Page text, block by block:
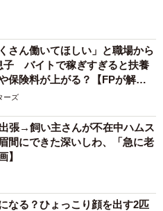
さん働いてほしい」と職場から
子 バイトで稼ぎすぎると扶養
保険料が上がる？【FPが解
ーズ
張→飼い主さんが不在中ハムス
間にできた深いしわ、「急に老
】
なる？ひょっこり顔を出す2匹